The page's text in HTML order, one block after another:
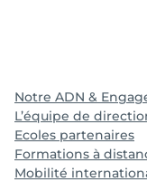
Notre ADN &
L’équipe de
Ecoles partenaires
Formations à
Mobilité